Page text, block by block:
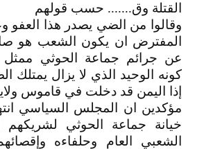
القتلة وق....... حسب قولهم
وقالوا من الضي يصدر هذا العفو
المفترض ان يكون الشعب هو
عن جرائم جماعة الحوثي
كونه الوحيد الذي لا يزال يمتلك
إذا اليمن قد دخلت في قاموس
مؤكدين ان المجلس السياسي
خيانة جماعة الحوثي لشريكهم
الشعبي العام وحلفاءه